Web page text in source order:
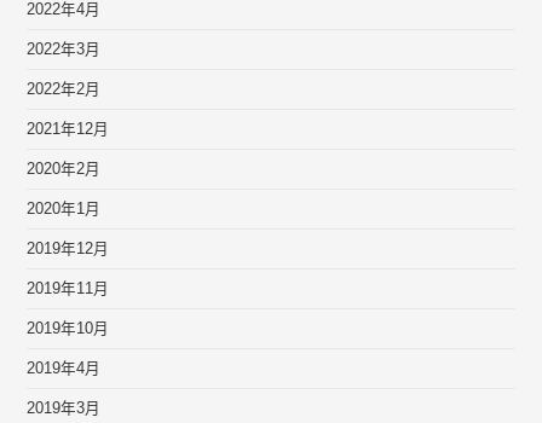
2022年4月
2022年3月
2022年2月
2021年12月
2020年2月
2020年1月
2019年12月
2019年11月
2019年10月
2019年4月
2019年3月